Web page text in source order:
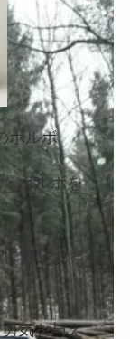
ボルボ
ボルボを
ていま
気を与え